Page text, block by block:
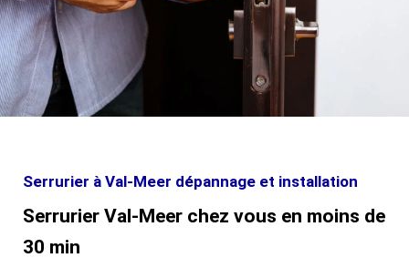
Serrurier à Val-Meer dépannage et installation
Serrurier Val-Meer chez vous en moins de
30 min